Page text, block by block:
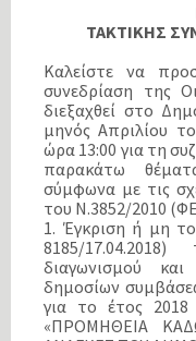
ΤΑΚΤΙΚΗΣ
Καλείστε να
συνεδρίαση της
διεξαχθεί στο
μηνός Απριλίου
ώρα 13:00 για τη
παρακάτω
σύμφωνα με τις
του Ν.3852/2010
1. Έγκριση ή μη
8185/
διαγωνισμού
δημοσίων
για το έτος
«ΠΡΟΜΗΘΕΙΑ